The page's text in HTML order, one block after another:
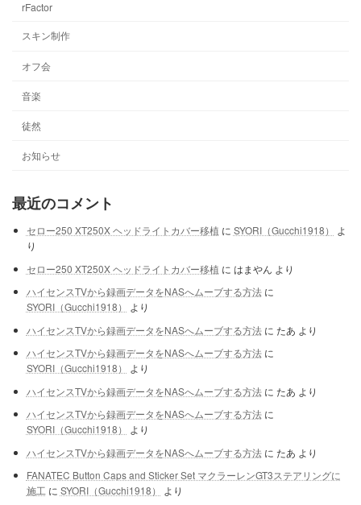
rFactor
スキン制作
オフ会
音楽
徒然
お知らせ
最近のコメント
セロー250 XT250X ヘッドライトカバー移植 に SYORI（Gucchi1918）
よ
り
セロー250 XT250X ヘッドライトカバー移植 に はまやん より
ハイセンスTVから録画データをNASへムーブする方法に
SYORI（Gucchi1918）
より
ハイセンスTVから録画データをNASへムーブする方法に たあ より
ハイセンスTVから録画データをNASへムーブする方法に
SYORI（Gucchi1918）
より
ハイセンスTVから録画データをNASへムーブする方法に たあ より
ハイセンスTVから録画データをNASへムーブする方法に
SYORI（Gucchi1918）
より
ハイセンスTVから録画データをNASへムーブする方法に たあ より
FANATEC Button Caps and Sticker Set マクラーレンGT3ステアリングに
施工に SYORI（Gucchi1918）
より